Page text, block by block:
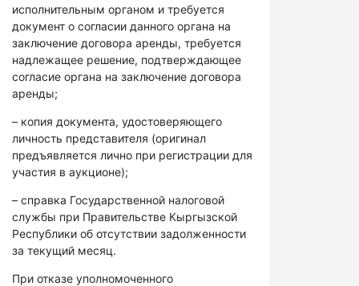
исполнительным органом и требуется
документ о согласии данного органа на
заключение договора аренды, требуется
надлежащее решение, подтверждающее
согласие органа на заключение договора
аренды;
– копия документа, удостоверяющего
личность представителя (оригинал
предъявляется лично при регистрации для
участия в аукционе);
– справка Государственной налоговой
службы при Правительстве Кыргызской
Республики об отсутствии задолженности
за текущий месяц.
При отказе уполномоченного